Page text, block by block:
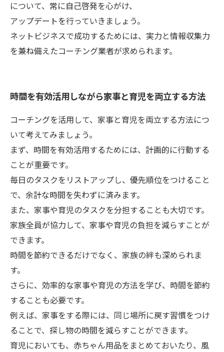
について、常に自己啓発を心がけ、
アップデートを行っていきましょう。
ネットビジネスで成功するためには、実力と情報収集力
を兼ね備えたコーチング業者が求められます。
時間を有効活用しながら家事と育児を両立する方法
コーチングを活用して、家事と育児を両立する方法につ
いて考えてみましょう。
まず、時間を有効活用するためには、計画的に行動する
ことが重要です。
毎日のタスクをリストアップし、優先順位をつけること
で、余計な時間を失わずに済みます。
また、家事や育児のタスクを分担することも大切です。
家族全員が協力して、家事や育児の負担を減らすことが
できます。
時間を節約できるだけでなく、家族の絆も深められま
す。
さらに、効率的な家事や育児の方法を学び、時間を節約
することも必要です。
例えば、家事をする際には、同じ場所に戻す習慣をつけ
ることで、探し物の時間を減らすことができます。
育児においても、赤ちゃん用品をまとめておいたり、風